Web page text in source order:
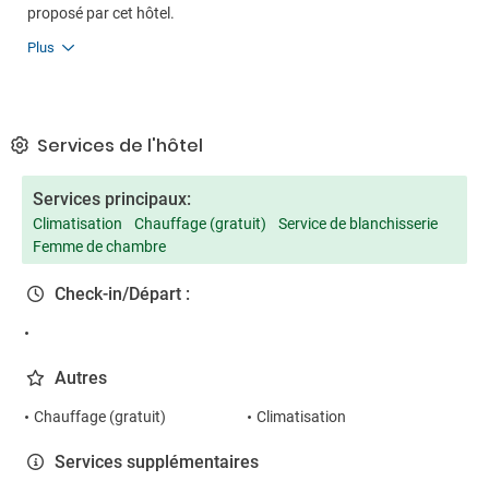
proposé par cet hôtel.
Plus
Services de l'hôtel
Services principaux:
Climatisation Chauffage (gratuit)
Service de blanchisserie
Femme de chambre
Check-in/Départ :
Autres
Chauffage (gratuit) Climatisation
Services supplémentaires